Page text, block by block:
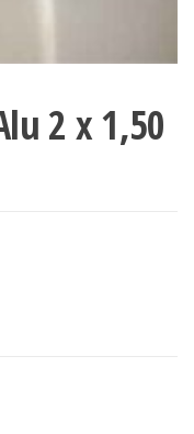
2 x 1,50